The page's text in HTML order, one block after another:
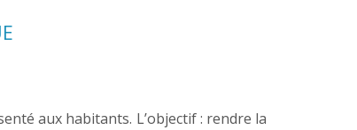
aux habitants. L’objectif : rendre la